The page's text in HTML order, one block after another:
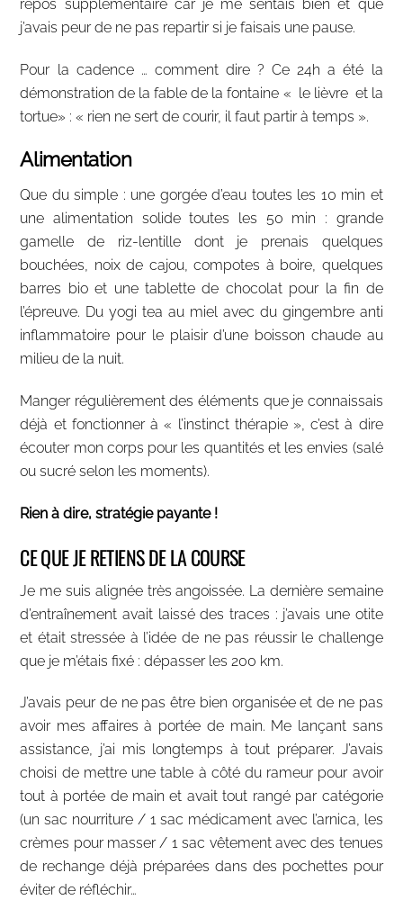
repos supplémentaire car je me sentais bien et que
j’avais peur de ne pas repartir si je faisais une pause.
Pour la cadence … comment dire ? Ce 24h a été la
démonstration de la fable de la fontaine « le lièvre et la
tortue» : « rien ne sert de courir, il faut partir à temps ».
Alimentation
Que du simple : une gorgée d’eau toutes les 10 min et
une alimentation solide toutes les 50 min : grande
gamelle de riz-lentille dont je prenais quelques
bouchées, noix de cajou, compotes à boire, quelques
barres bio et une tablette de chocolat pour la fin de
l’épreuve. Du yogi tea au miel avec du gingembre anti
inflammatoire pour le plaisir d’une boisson chaude au
milieu de la nuit.
Manger régulièrement des éléments que je connaissais
déjà et fonctionner à « l’instinct thérapie », c’est à dire
écouter mon corps pour les quantités et les envies (salé
ou sucré selon les moments).
Rien à dire, stratégie payante !
CE QUE JE RETIENS DE LA COURSE
Je me suis alignée très angoissée. La dernière semaine
d’entraînement avait laissé des traces : j’avais une otite
et était stressée à l’idée de ne pas réussir le challenge
que je m’étais fixé : dépasser les 200 km.
J’avais peur de ne pas être bien organisée et de ne pas
avoir mes affaires à portée de main. Me lançant sans
assistance, j’ai mis longtemps à tout préparer. J’avais
choisi de mettre une table à côté du rameur pour avoir
tout à portée de main et avait tout rangé par catégorie
(un sac nourriture / 1 sac médicament avec l’arnica, les
crèmes pour masser / 1 sac vêtement avec des tenues
de rechange déjà préparées dans des pochettes pour
éviter de réfléchir…